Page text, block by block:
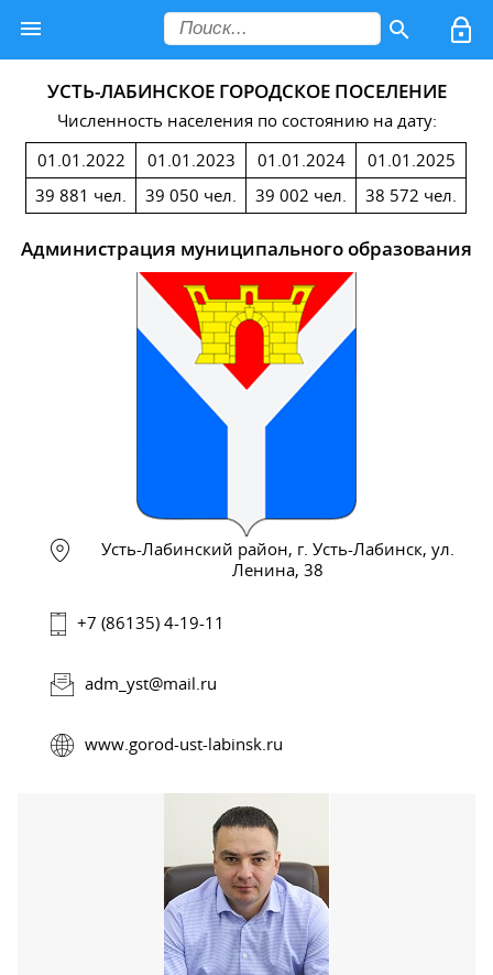
УСТЬ-ЛАБИНСКОЕ ГОРОДСКОЕ ПОСЕЛЕНИЕ
Численность населения по состоянию на дату:
01.01.2022
39 881 чел.
01.01.2023
39 050 чел.
01.01.2024
39 002 чел.
01.01.2025
38 572 чел.
Администрация муниципального образования
Усть-Лабинский район, г. Усть-Лабинск, ул.
Ленина, 38
+7 (86135) 4-19-11
adm_yst@mail.ru
www.gorod-ust-labinsk.ru